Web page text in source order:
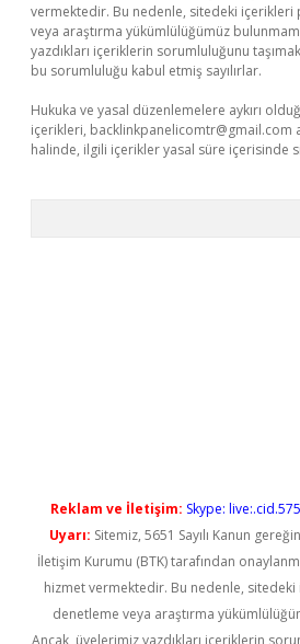
vermektedir. Bu nedenle, sitedeki
veya araştırma yükümlülüğümüz
yazdıkları içeriklerin sorumluluğunu
bu sorumluluğu kabul etmiş sayılırlar.
Hukuka ve yasal düzenlemelere aykırı
içerikleri, backlinkpanelicomtr@gmail.com
halinde, ilgili içerikler yasal süre içerisinde
Reklam ve İletişim: Skype:
Uyarı: Sitemiz, 5651 Sayılı Kanun
İletişim Kurumu (BTK) tarafından
hizmet vermektedir. Bu nedenle,
denetleme veya araştırma
Ancak, üyelerimiz yazdıkları içeriklerin